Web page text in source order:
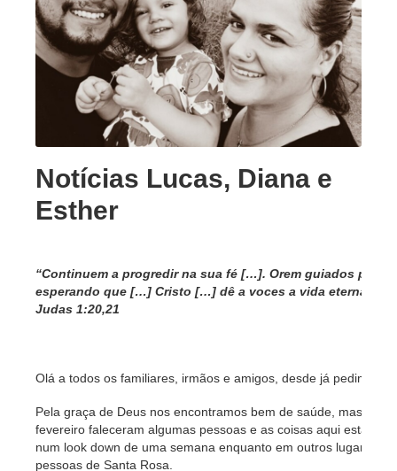
Notícias Lucas, Diana e
Esther
“Continuem a progredir na sua fé […]. Orem guiados pelo
esperando que […] Cristo […] dê a voces a vida eterna”
Judas 1:20,21
Olá a todos os familiares, irmãos e amigos, desde já pedimos
Pela graça de Deus nos encontramos bem de saúde, mas
fevereiro faleceram algumas pessoas e as coisas aqui estão
num look down de uma semana enquanto em outros lugares
pessoas de Santa Rosa.